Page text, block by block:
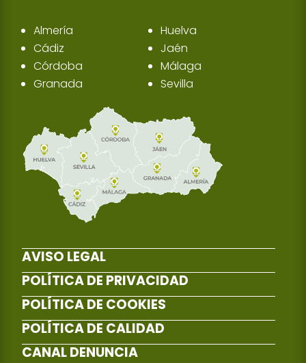
Almería
Cádiz
Córdoba
Granada
Huelva
Jaén
Málaga
Sevilla
AVISO LEGAL
POLÍTICA DE PRIVACIDAD
POLÍTICA DE COOKIES
POLÍTICA DE CALIDAD
CANAL DENUNCIA